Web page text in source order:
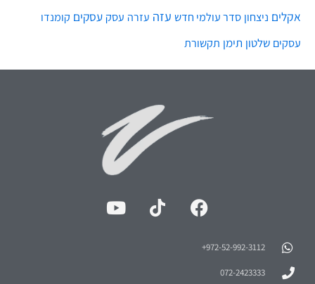
אקלים ניצחון סדר עולמי חדש עזה עזרה עסק עסקים קומנדו
עסקים שלטון תימן תקשורת
972-52-992-3112⁩+
072-2423333